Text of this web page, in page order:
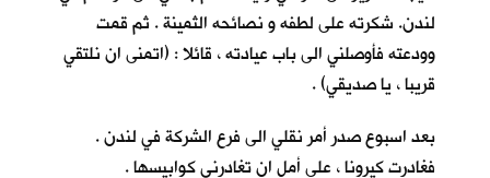
لندن. شكرته على لطفه و نصائحه الثمينة . ثم قمت
وودعته فأوصلني الى باب عيادته ، قائلا : (اتمنى ان نلتقي
قريبا ، يا صديقي) .
بعد اسبوع صدر أمر نقلي الى فرع الشركة في لندن .
فغادرت كيرونا ، على أمل ان تغادرني كوابيسها .